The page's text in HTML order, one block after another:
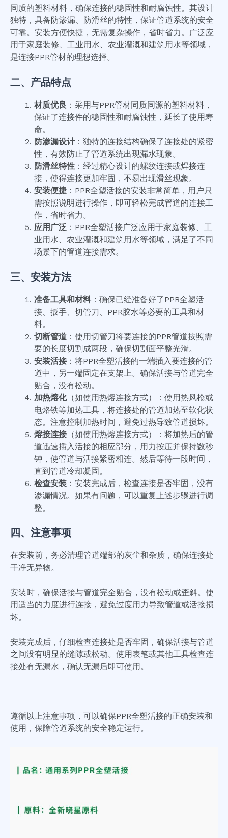
同质的塑料材料，确保连接的稳固性和耐腐蚀性。其设计
独特，具备防渗漏、防滑丝的特性，保证管道系统的安全
可靠。安装方便快捷，无需复杂操作，省时省力。广泛应
用于家庭装修、工业用水、农业灌溉和建筑用水等领域，
是连接PPR管材的理想选择。
二、产品特点
材质优良 ：采用与PPR管材同质同源的塑料材料，
保证了连接件的稳固性和耐腐蚀性，延长了使用寿
命。
防渗漏设计：独特的连接结构确保了连接处的紧密
性，有效防止了管道系统出现漏水现象。
防滑丝特性：经过精心设计的螺纹连接或焊接连
接，使得连接更加牢固，不易出现滑丝现象。
安装便捷：PPR全塑活接的安装非常简单，用户只
需按照说明进行操作，即可轻松完成管道的连接工
作，省时省力。
应用广泛 ：PPR全塑活接广泛应用于家庭装修、工
业用水、农业灌溉和建筑用水等领域，满足了不同
场景下的管道连接需求。
三、安装方法
准备工具和材料：确保已经准备好了PPR全塑活
接、扳手、切管刀、PPR胶水等必要的工具和材
料。
切断管道：使用切管刀将要连接的PPR管道按照需
要的长度切割成两段，确保切割面平整光滑。
安装活接：将PPR全塑活接的一端插入要连接的管
道中，另一端固定在支架上。确保活接与管道完全
贴合，没有松动。
加热熔化（如使用热熔连接方式）：使用热风枪或
电烙铁等加热工具，将连接处的管道加热至软化状
态。注意控制加热时间，避免过热导致管道损坏。
熔接连接（如使用热熔连接方式）：将加热后的管
道迅速插入活接的相应部分，用力按压并保持数秒
钟，使管道与活接紧密相连。然后等待一段时间，
直到管道冷却凝固。
检查安装：安装完成后，检查连接是否牢固，没有
渗漏情况。如果有问题，可以重复上述步骤进行调
整。
四、注意事项
在安装前，务必清理管道端部的灰尘和杂质，确保连接处
干净无异物。
安装时，确保活接与管道完全贴合，没有松动或歪斜。使
用适当的力度进行连接，避免过度用力导致管道或活接损
坏。
安装完成后，仔细检查连接处是否牢固，确保活接与管道
之间没有明显的缝隙或松动。使用表笔或其他工具检查连
接处有无漏水，确认无漏后即可使用。
遵循以上注意事项，可以确保PPR全塑活接的正确安装和
使用，保障管道系统的安全稳定运行。